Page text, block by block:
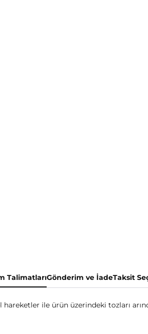
TalimatlarıGönderim ve İadeTaksit
ile ürün üzerindeki tozları